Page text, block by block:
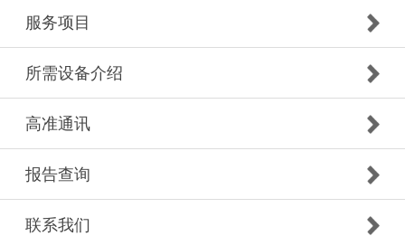
服务项目
所需设备介绍
高准通讯
报告查询
联系我们